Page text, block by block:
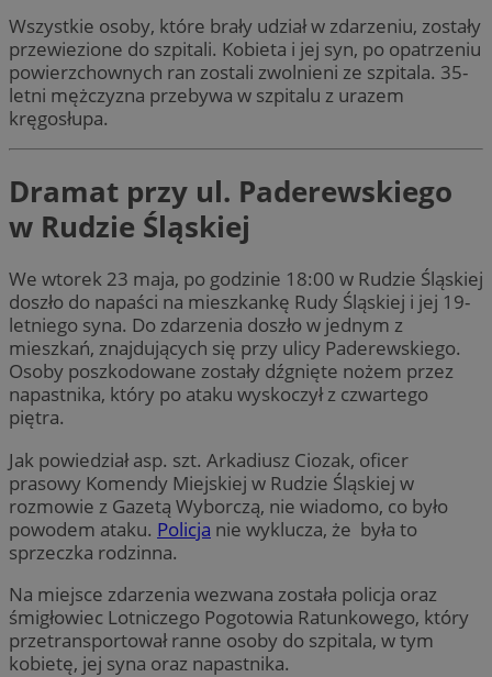
Wszystkie osoby, które brały udział w zdarzeniu, zostały
przewiezione do szpitali. Kobieta i jej syn, po opatrzeniu
powierzchownych ran zostali zwolnieni ze szpitala. 35-
letni mężczyzna przebywa w szpitalu z urazem
kręgosłupa.
Dramat przy ul. Paderewskiego
w Rudzie Śląskiej
We wtorek 23 maja, po godzinie 18:00 w Rudzie Śląskiej
doszło do napaści na mieszkankę Rudy Śląskiej i jej 19-
letniego syna. Do zdarzenia doszło w jednym z
mieszkań, znajdujących się przy ulicy Paderewskiego.
Osoby poszkodowane zostały dźgnięte nożem przez
napastnika, który po ataku wyskoczył z czwartego
piętra.
Jak powiedział asp. szt. Arkadiusz Ciozak, oficer
prasowy Komendy Miejskiej w Rudzie Śląskiej w
rozmowie z Gazetą Wyborczą, nie wiadomo, co było
powodem ataku. Policja nie wyklucza, że była to
sprzeczka rodzinna.
Na miejsce zdarzenia wezwana została policja oraz
śmigłowiec Lotniczego Pogotowia Ratunkowego, który
przetransportował ranne osoby do szpitala, w tym
kobietę, jej syna oraz napastnika.